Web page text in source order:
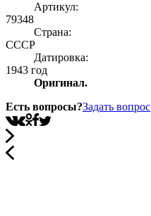
Артикул:
79348
Страна:
СССР
Датировка:
1943 год
Оригинал.
Есть вопросы?Задать вопрос